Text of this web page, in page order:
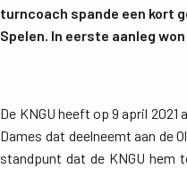
turncoach spande een kort
Spelen. In eerste aanleg
De KNGU heeft op 9 april
Dames dat deelneemt aan de
standpunt dat de KNGU hem